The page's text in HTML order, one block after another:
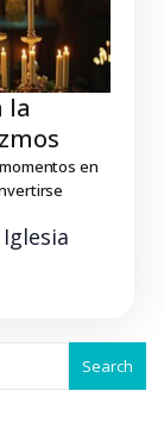
la
en
Search